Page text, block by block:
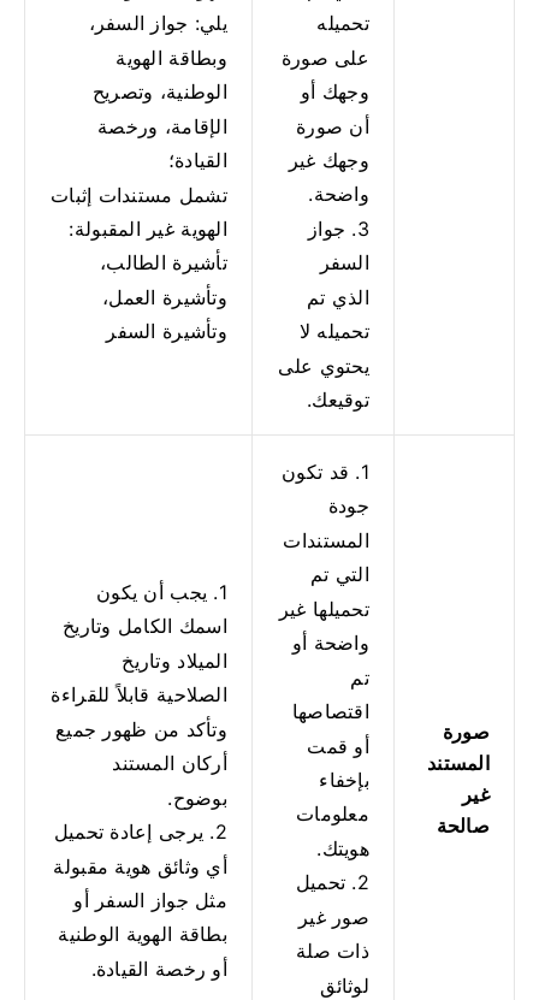
تحميله
على صورة
وجهك أو
أن صورة
وجهك غير
واضحة.
3. جواز
السفر
الذي تم
تحميله لا
يحتوي على
توقيعك.
يلي: جواز السفر،
وبطاقة الهوية
الوطنية، وتصريح
الإقامة، ورخصة
القيادة؛
تشمل مستندات إثبات
الهوية غير المقبولة:
تأشيرة الطالب،
وتأشيرة العمل،
وتأشيرة السفر
صورة
المستند
غير
صالحة
1. قد تكون
جودة
المستندات
التي تم
تحميلها غير
واضحة أو
تم
اقتصاصها
أو قمت
بإخفاء
معلومات
هويتك.
2. تحميل
صور غير
ذات صلة
لوثائق
1. يجب أن يكون
اسمك الكامل وتاريخ
الميلاد وتاريخ
الصلاحية قابلاً للقراءة
وتأكد من ظهور جميع
أركان المستند
بوضوح.
2. يرجى إعادة تحميل
أي وثائق هوية مقبولة
مثل جواز السفر أو
بطاقة الهوية الوطنية
أو رخصة القيادة.